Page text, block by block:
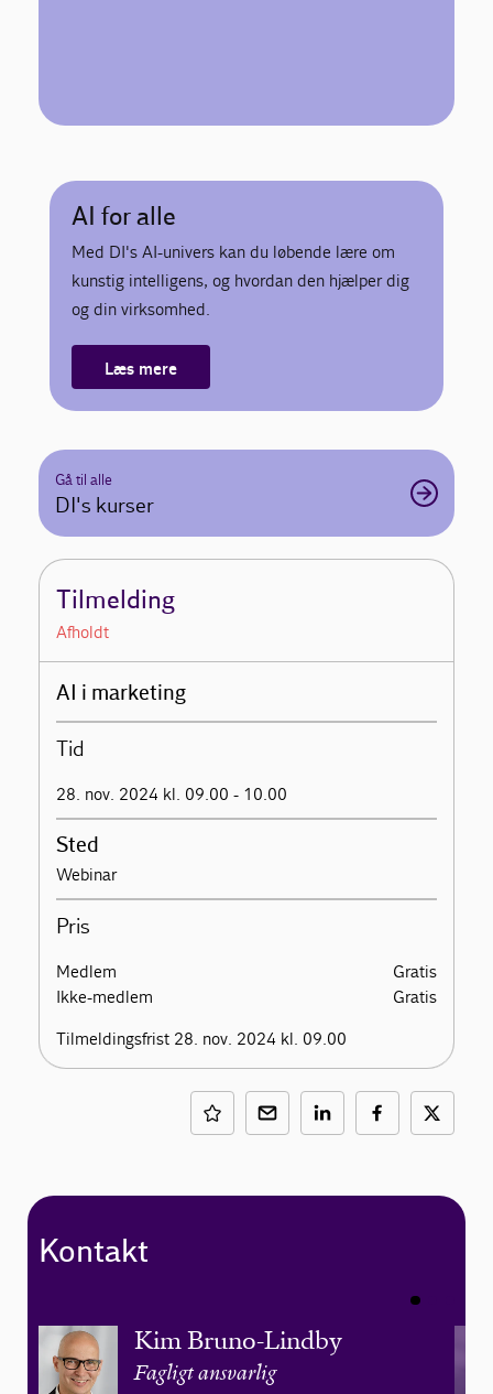
AI for alle
Med DI's AI-univers kan du løbende lære om
kunstig intelligens, og hvordan den hjælper dig
og din virksomhed.
Læs mere
Gå til alle
DI's kurser
Tilmelding
Afholdt
AI i marketing
Tid
28. nov. 2024 kl. 09.00 - 10.00
Sted
Webinar
Pris
Medlem
Gratis
Ikke-medlem
Gratis
Tilmeldingsfrist 28. nov. 2024 kl. 09.00
Kontakt
Kim Bruno-Lindby
Fagligt ansvarlig